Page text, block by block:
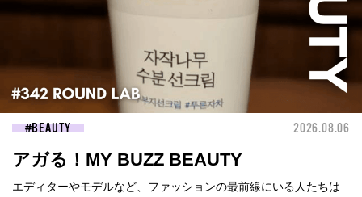
BEAUTY 2026.08.06
アガる！MY BUZZ BEAUTY
エディターやモデルなど、ファッションの最前線にいる人たちは